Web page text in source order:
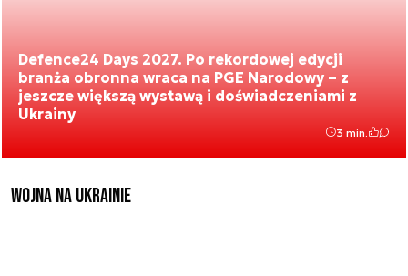
Defence24 Days 2027. Po rekordowej edycji
branża obronna wraca na PGE Narodowy – z
jeszcze większą wystawą i doświadczeniami z
Ukrainy
3 min.
Wojna na Ukrainie